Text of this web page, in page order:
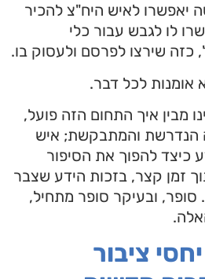
יאפשרו לאיש היח"צ להכיר
לו לגבש עבור כלי
כזה שירצו לפרסם ולעסוק בו.
אומנות לכל דבר.
מבין איך התחום הזה פועל,
הנדרשת והמתבקשת; איש
כיצד להפוך את הסיפור
זמן קצר, בזכות הידע שצבר
סופר, ובעיקר סופר מתחיל,
ציבור